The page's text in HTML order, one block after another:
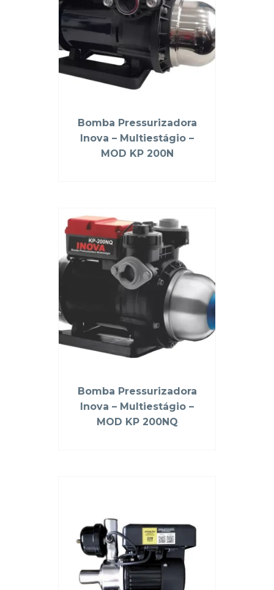
Bomba Pressurizadora
Inova – Multiestágio –
MOD KP 200N
Bomba Pressurizadora
Inova – Multiestágio –
MOD KP 200NQ